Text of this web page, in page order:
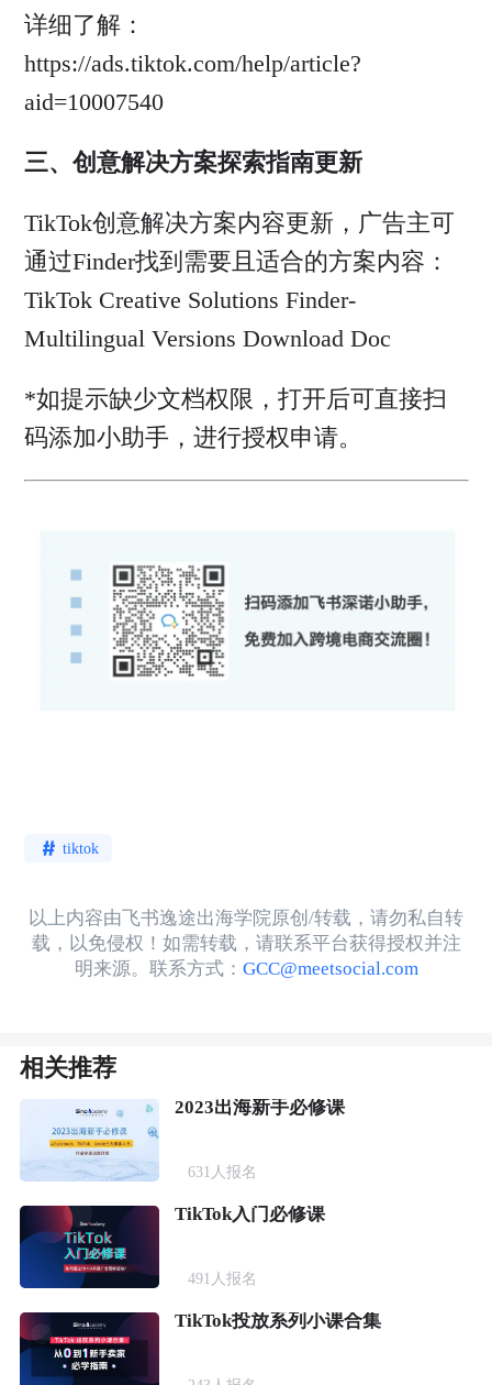
详细了解：
https://ads.tiktok.com/help/article?
aid=10007540
三、创意解决方案探索指南更新
TikTok创意解决方案内容更新，广告主可
通过Finder找到需要且适合的方案内容：
TikTok Creative Solutions Finder-
Multilingual Versions Download Doc
*如提示缺少文档权限，打开后可直接扫
码添加小助手，进行授权申请。
tiktok
以上内容由飞书逸途出海学院原创/转载，请勿私自转
载，以免侵权！如需转载，请联系平台获得授权并注
明来源。联系方式： GCC@meetsocial.com
相关推荐
2023出海新手必修课
631 人报名
TikTok入门必修课
491 人报名
TikTok投放系列小课合集